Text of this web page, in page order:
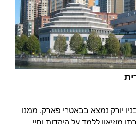
יורק נמצא בבאטרי פארק, ממנו
מוזיאון ללמד על היהדות וחיי